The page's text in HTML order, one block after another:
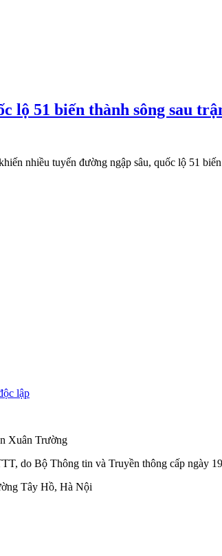
lộ 51 biến thành sông sau
nhiều tuyến đường ngập sâu, quốc lộ 51
lập
Xuân Trường
do Bộ Thông tin và Truyền thông cấp ngày
Tây Hồ, Hà Nội